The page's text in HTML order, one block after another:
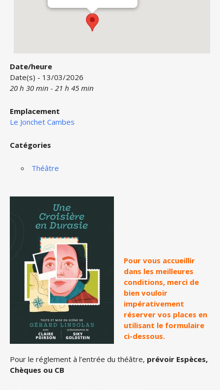
Date/heure
Date(s) - 13/03/2026
20 h 30 min - 21 h 45 min
Emplacement
Le Jonchet Cambes
Catégories
Théâtre
Pour vous accueillir
dans les meilleures
conditions, merci de
bien vouloir
impérativement
réserver vos places en
utilisant le formulaire
ci-dessous.
Pour le réglement à l’entrée du théâtre, prévoir Espèces,
Chèques ou CB